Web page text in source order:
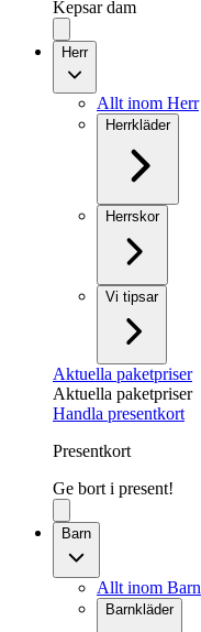
Kepsar dam
Herr
Allt inom Herr
Herrkläder
Herrskor
Vi tipsar
Aktuella paketpriser
Aktuella paketpriser
Handla presentkort
Presentkort
Ge bort i present!
Barn
Allt inom Barn
Barnkläder